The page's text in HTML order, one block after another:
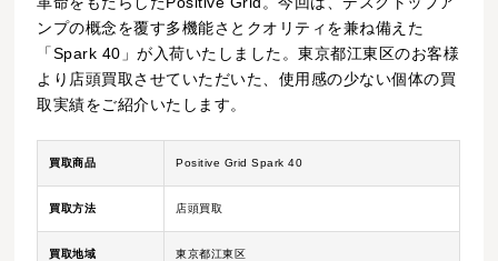
ンプの概念を覆す多機能さとクオリティを兼ね備えた
「Spark 40」が入荷いたしました。東京都江東区のお客様
より店頭買取させていただいた、使用感の少ない個体の買
取実績をご紹介いたします。
買取商品 Positive Grid Spark 40
買取方法 店頭買取
買取地域 東京都江東区